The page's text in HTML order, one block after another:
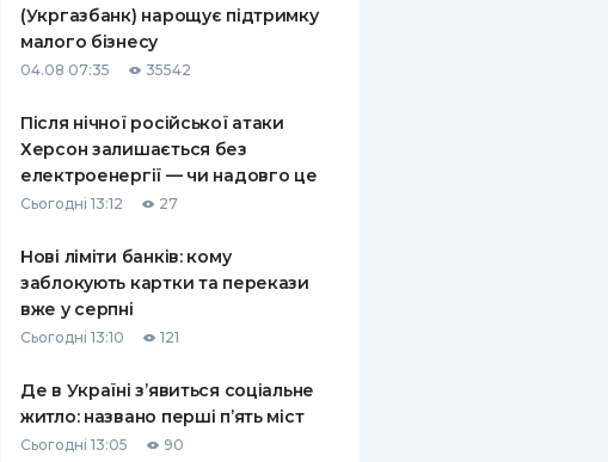
ПУТІВНИКИ ПО
СТРАХОВІ КОМПАНІЇ
ВІДГУКИ ПРО СТРАХОВІ
ДОСТАВКА І ОПЛАТА
КОНТАКТИ
(Укргазбанк) нарощує підтримку
малого бізнесу
04.08 07:35 35542
Після нічної російської атаки
Херсон залишається без
електроенергії — чи надовго це
Сьогодні 13:12 27
Нові ліміти банків: кому
заблокують картки та перекази
вже у серпні
Сьогодні 13:10 121
Де в Україні з’явиться соціальне
житло: названо перші п’ять міст
Сьогодні 13:05 90